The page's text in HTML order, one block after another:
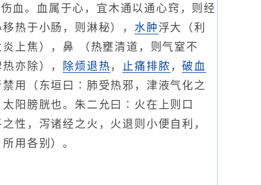
血。血属于心，宜木通以通心窍，则经
热于小肠，则淋秘）， 水肿 浮大（利
炎上焦），鼻 （热壅清道，则气窒不
亦除）， 除烦 退热 ， 止痛排脓 ，破血
禁用（东垣曰∶肺受热邪，津液气化之
太阳膀胱也。朱二允曰∶火在上则口
性，泻诸经之火，火退则小便自利，
用各别）。